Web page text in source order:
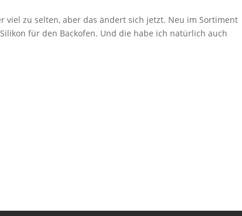
viel zu selten, aber das ändert sich jetzt. Neu im Sortiment
für den Backofen. Und die habe ich natürlich auch